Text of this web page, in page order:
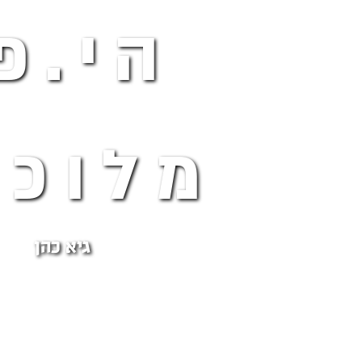
גיא כהן